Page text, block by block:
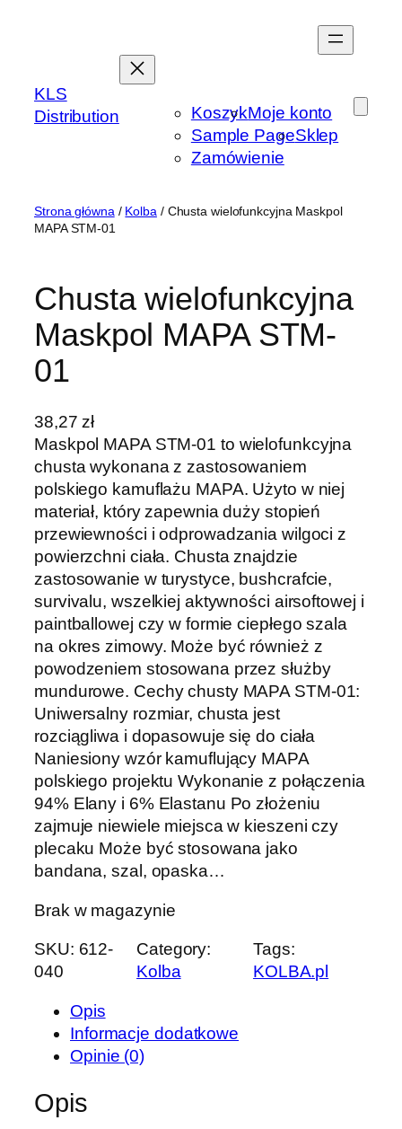
KLS
Distribution
KoszykMoje konto
Sample PageSklep
Zamówienie
Strona główna / Kolba / Chusta wielofunkcyjna Maskpol
MAPA STM-01
Chusta wielofunkcyjna
Maskpol MAPA STM-
01
38,27zł
Maskpol MAPA STM-01 to wielofunkcyjna
chusta wykonana z zastosowaniem
polskiego kamuflażu MAPA. Użyto w niej
materiał, który zapewnia duży stopień
przewiewności i odprowadzania wilgoci z
powierzchni ciała. Chusta znajdzie
zastosowanie w turystyce, bushcrafcie,
survivalu, wszelkiej aktywności airsoftowej i
paintballowej czy w formie ciepłego szala
na okres zimowy. Może być również z
powodzeniem stosowana przez służby
mundurowe. Cechy chusty MAPA STM-01:
Uniwersalny rozmiar, chusta jest
rozciągliwa i dopasowuje się do ciała
Naniesiony wzór kamuflujący MAPA
polskiego projektu Wykonanie z połączenia
94% Elany i 6% Elastanu Po złożeniu
zajmuje niewiele miejsca w kieszeni czy
plecaku Może być stosowana jako
bandana, szal, opaska…
Brak w magazynie
SKU: 612-
040
Category:
Kolba
Tags:
KOLBA.pl
Opis
Informacje dodatkowe
Opinie (0)
Opis